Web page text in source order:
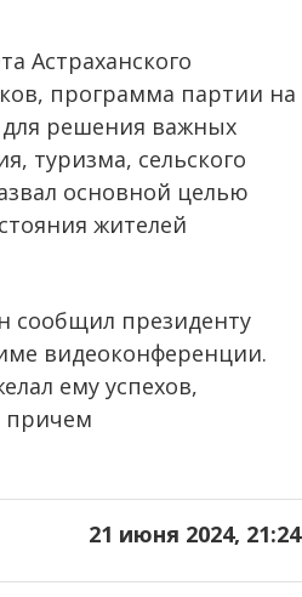
Астраханского
программа партии на
решения важных
туризма, сельского
основной целью
жителей
сообщил президенту
видеоконференции.
ему успехов,
причем
21 июня 2024, 21:24